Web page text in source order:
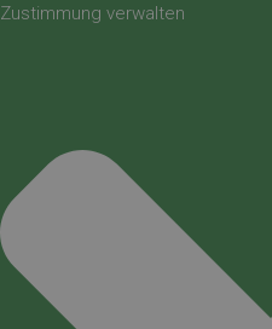
Zustimmung verwalten